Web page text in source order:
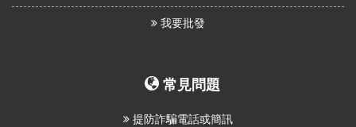
我要批發
常見問題
提防詐騙電話或簡訊